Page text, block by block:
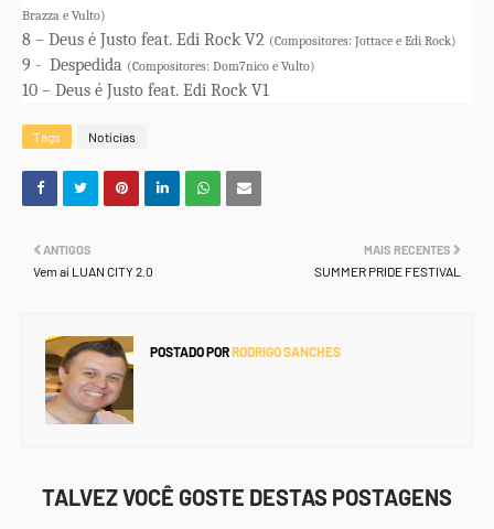
Brazza e Vulto)
8 – Deus é Justo feat. Edi Rock V2 (Compositores: Jottace e Edi Rock)
9 - Despedida (Compositores: Dom7nico e Vulto)
10 – Deus é Justo feat. Edi Rock V1
Tags Notícias
MAIS RECENTES
SUMMER PRIDE FESTIVAL
ANTIGOS
Vem aí LUAN CITY 2.0
POSTADO PORRODRIGO SANCHES
TALVEZ VOCÊ GOSTE DESTAS POSTAGENS